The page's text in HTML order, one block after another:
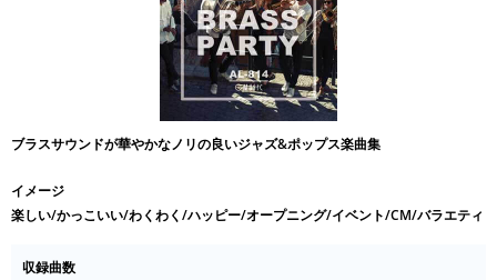
ブラスサウンドが華やかなノリの良いジャズ&ポップス楽曲集
イメージ
楽しい/かっこいい/わくわく/ハッピー/オープニング/イベント/CM/バラエティ
収録曲数